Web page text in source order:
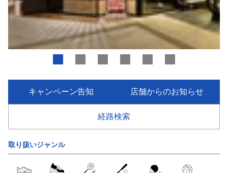
キャンペーン告知 店舗からのお知らせ
経路検索
取り扱いジャンル